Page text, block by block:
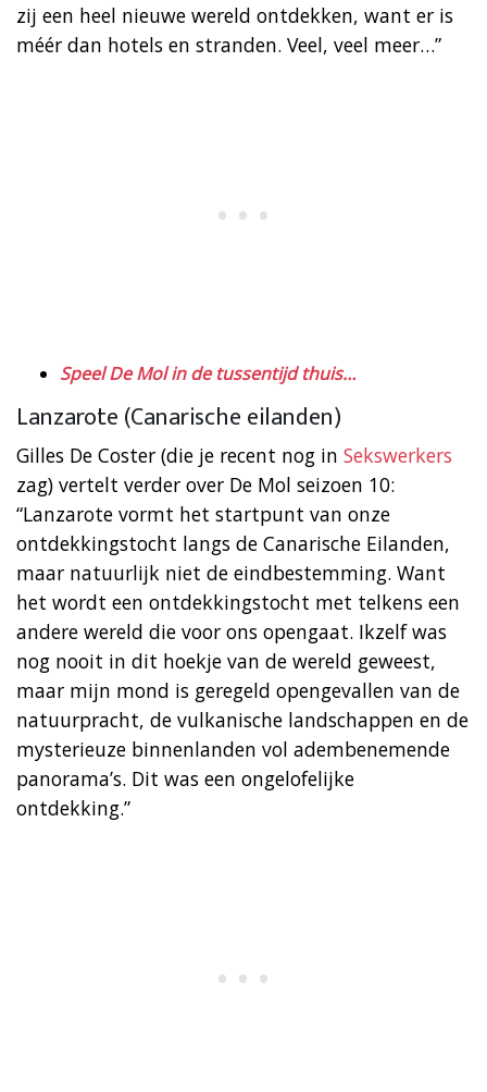
zij een heel nieuwe wereld ontdekken, want er is
méér dan hotels en stranden. Veel, veel meer…”
Speel De Mol in de tussentijd thuis…
Lanzarote (Canarische eilanden)
Gilles De Coster (die je recent nog in Sekswerkers
zag) vertelt verder over De Mol seizoen 10:
“Lanzarote vormt het startpunt van onze
ontdekkingstocht langs de Canarische Eilanden,
maar natuurlijk niet de eindbestemming. Want
het wordt een ontdekkingstocht met telkens een
andere wereld die voor ons opengaat. Ikzelf was
nog nooit in dit hoekje van de wereld geweest,
maar mijn mond is geregeld opengevallen van de
natuurpracht, de vulkanische landschappen en de
mysterieuze binnenlanden vol adembenemende
panorama’s. Dit was een ongelofelijke
ontdekking.”